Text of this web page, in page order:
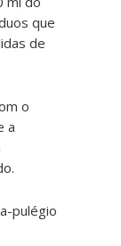
que
de
o
a
pulégio